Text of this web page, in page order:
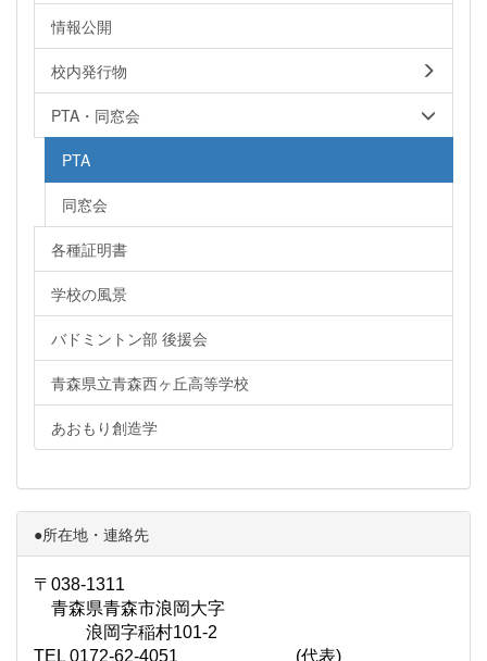
情報公開
校内発行物
PTA・同窓会
PTA
同窓会
各種証明書
学校の風景
バドミントン部 後援会
青森県立青森西ヶ丘高等学校
あおもり創造学
●所在地・連絡先
〒038-1311
青森県青森市浪岡大字
浪岡字稲村101-2
TEL 0172-62-4051 (代表)